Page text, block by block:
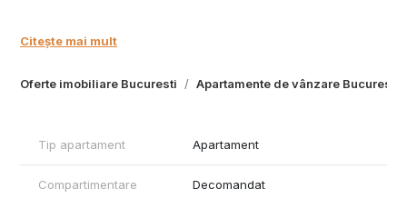
Oferte imobiliare Bucuresti Apartamente de vânzare Bucuresti
dormitoare, bucatarie inchisa si spatioasa, camera de zi, 2
In proximitate avem : Piata Aparatorii Patriei, Spitalul Bagdasar
banci , fastfood, restaurante.
contacta la numarul de telefon afisat in anunt.
Citește mai mult
Tip apartament Apartament
Compartimentare Decomandat